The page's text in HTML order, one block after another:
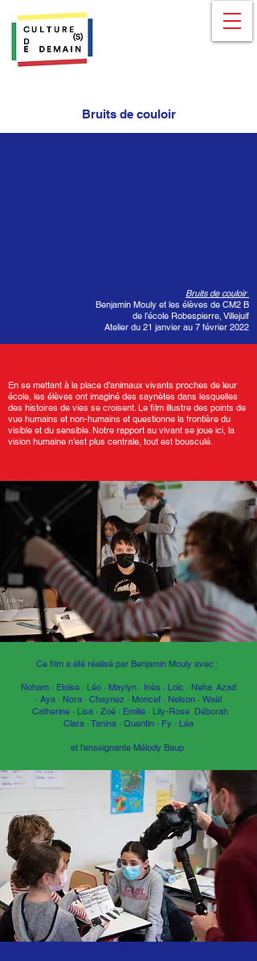
Bruits de couloir
Bruits de couloir
Benjamin Mouly et les élèves de CM2 B
de l’école Robespierre, Villejuif
Atelier du 21 janvier au 7 février 2022
En se mettant à la place d’animaux vivants proches de leur
école, les élèves ont imaginé des saynètes dans lesquelles
des histoires de vies se croisent. Le film illustre des points de
vue humains et non-humains et questionne la frontière du
visible et du sensible. Notre rapport au vivant se joue ici, la
vision humaine n’est plus centrale, tout est bousculé.
Ce film a été réalisé par Benjamin Mouly avec :
Noham · Eloïse · Léo · Maylyn · Inès · Loïc · Neha Azad
· Aya · Nora · Chaynez · Moncef · Nelson · Waël
Catherine · Lisa · Zoé · Emilie · Lily-Rose Déborah
Clara · Tanina · Quentin · Fy · Léa
et l’enseignante Mélody Baup ​​